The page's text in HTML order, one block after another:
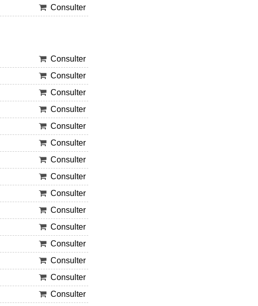
Consulter
Consulter
Consulter
Consulter
Consulter
Consulter
Consulter
Consulter
Consulter
Consulter
Consulter
Consulter
Consulter
Consulter
Consulter
Consulter